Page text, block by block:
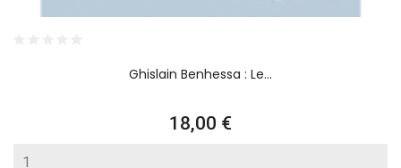
Ghislain Benhessa : Le...
Prix
18,00 €